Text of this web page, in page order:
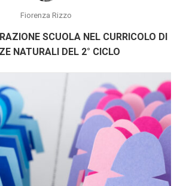
Fiorenza Rizzo
SCUOLA NEL CURRICOLO DI
NATURALI DEL 2° CICLO